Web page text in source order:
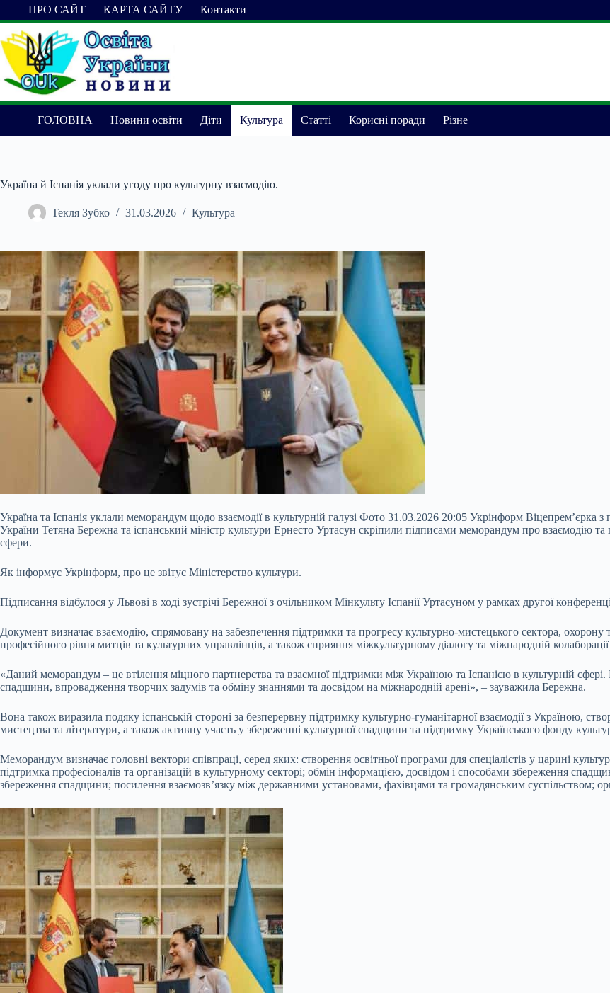
Перейти
до
вмісту
ПРО САЙТ КАРТА САЙТУ Контакти
ГОЛОВНА Новини освіти Діти Культура Статті Корисні поради Різне
Україна й Іспанія уклали угоду про культурну взаємодію.
Текля Зубко 31.03.2026 Культура
Україна та Іспанія уклали меморандум щодо взаємодії в культурній галузі Фото 31.03.2026 20:05 Укрінформ Віцепрем’єрка з
України Тетяна Бережна та іспанський міністр культури Ернесто Уртасун скріпили підписами меморандум про взаємодію
сфери.
Як інформує Укрінформ, про це звітує Міністерство культури.
Підписання відбулося у Львові в ході зустрічі Бережної з очільником Мінкульту Іспанії Уртасуном у рамках другої
Документ визначає взаємодію, спрямовану на забезпечення підтримки та прогресу культурно-мистецького сектора,
професійного рівня митців та культурних управлінців, а також сприяння міжкультурному діалогу та міжнародній
«Даний меморандум – це втілення міцного партнерства та взаємної підтримки між Україною та Іспанією в культурній
спадщини, впровадження творчих задумів та обміну знаннями та досвідом на міжнародній арені», – зауважила Бережна.
Вона також виразила подяку іспанській стороні за безперервну підтримку культурно-гуманітарної взаємодії з Україною,
мистецтва та літератури, а також активну участь у збереженні культурної спадщини та підтримку Українського фонду
Меморандум визначає головні вектори співпраці, серед яких: створення освітньої програми для спеціалістів у царині
підтримка професіоналів та організацій в культурному секторі; обмін інформацією, досвідом і способами збереження
збереження спадщини; посилення взаємозв’язку між державними установами, фахівцями та громадянським суспільством;